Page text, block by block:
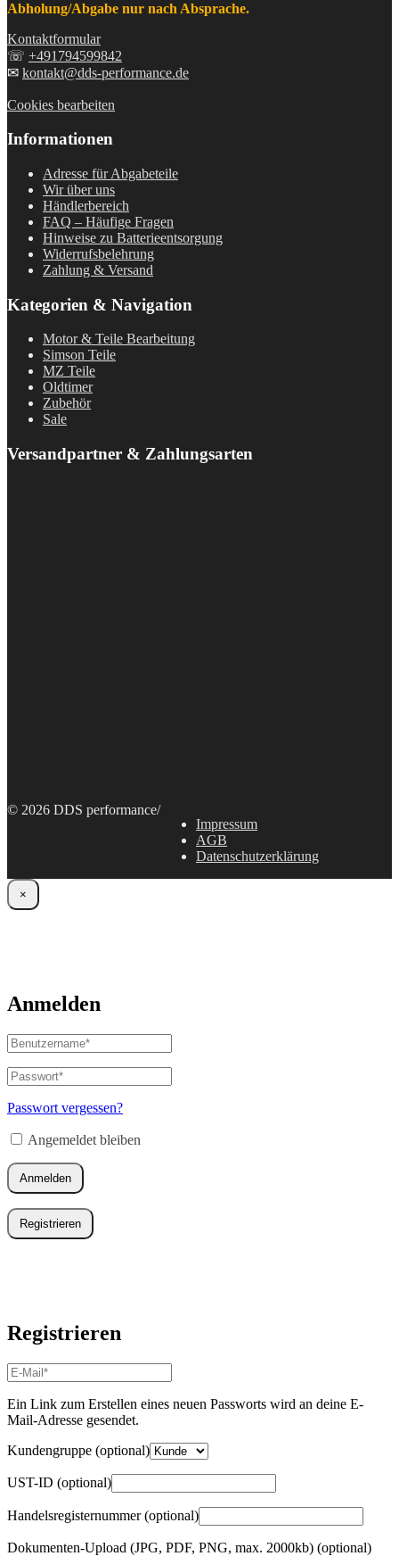
Abholung/Abgabe nur nach Absprache.
Kontaktformular
☏ +491794599842
✉ kontakt@dds-performance.de
Cookies bearbeiten
Informationen
Adresse für Abgabeteile
Wir über uns
Händlerbereich
FAQ – Häufige Fragen
Hinweise zu Batterieentsorgung
Widerrufsbelehrung
Zahlung & Versand
Kategorien & Navigation
Motor & Teile Bearbeitung
Simson Teile
MZ Teile
Oldtimer
Zubehör
Sale
Versandpartner & Zahlungsarten
© 2026 DDS performance/
Impressum
AGB
Datenschutzerklärung
×
Anmelden
Benutzername
oder
E-
Mail-
Adresse*
Passwort*
Erforderlich
Passwort vergessen?
Angemeldet bleiben
Anmelden
Registrieren
Registrieren
E-
Mail-
Adresse*
Erforderlich
Ein Link zum Erstellen eines neuen Passworts wird an deine E-
Mail-Adresse gesendet.
Kundengruppe (optional)
UST-ID (optional)
Handelsregisternummer(optional)
Dokumenten-Upload (JPG, PDF, PNG, max. 2000kb) (optional)